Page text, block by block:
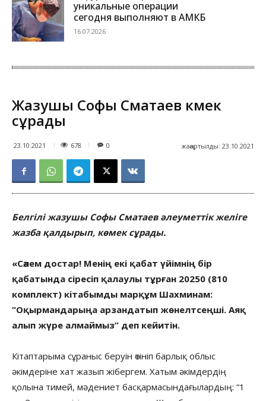
уникальные операции
сегодня выполняют в АМКБ
16.07.2026